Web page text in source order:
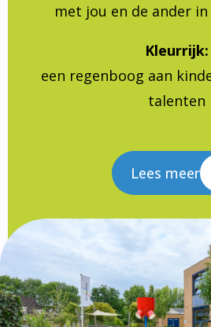
met jou en de ander
Kleurrijk:
een regenboog aan
talenten
Lees meer